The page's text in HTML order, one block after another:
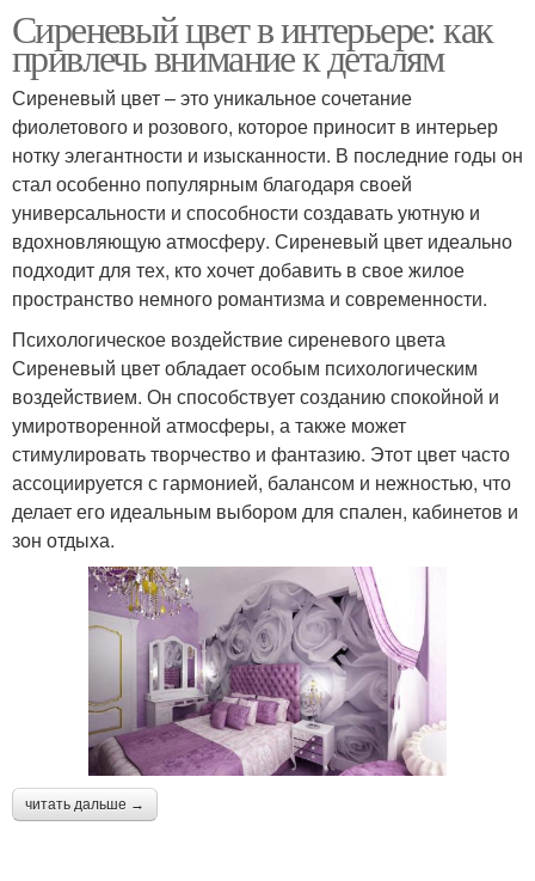
Сиреневый цвет в интерьере: как
привлечь внимание к деталям
Сиреневый цвет – это уникальное сочетание
фиолетового и розового, которое приносит в интерьер
нотку элегантности и изысканности. В последние годы он
стал особенно популярным благодаря своей
универсальности и способности создавать уютную и
вдохновляющую атмосферу. Сиреневый цвет идеально
подходит для тех, кто хочет добавить в свое жилое
пространство немного романтизма и современности.
Психологическое воздействие сиреневого цвета
Сиреневый цвет обладает особым психологическим
воздействием. Он способствует созданию спокойной и
умиротворенной атмосферы, а также может
стимулировать творчество и фантазию. Этот цвет часто
ассоциируется с гармонией, балансом и нежностью, что
делает его идеальным выбором для спален, кабинетов и
зон отдыха.
читать дальше →